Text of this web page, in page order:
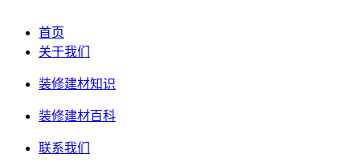
首页
关于我们
装修建材知识
装修建材百科
联系我们